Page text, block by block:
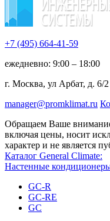
+7 (495) 664-41-59
ежедневно: 9:00 – 18:00
г. Москва, ул Арбат, д. 6/2
manager@promklimat.ru
Обращаем Ваше
включая цены, носит
характер и не является
Каталог General Climate:
Настенные
GC-R
GC-RE
GC